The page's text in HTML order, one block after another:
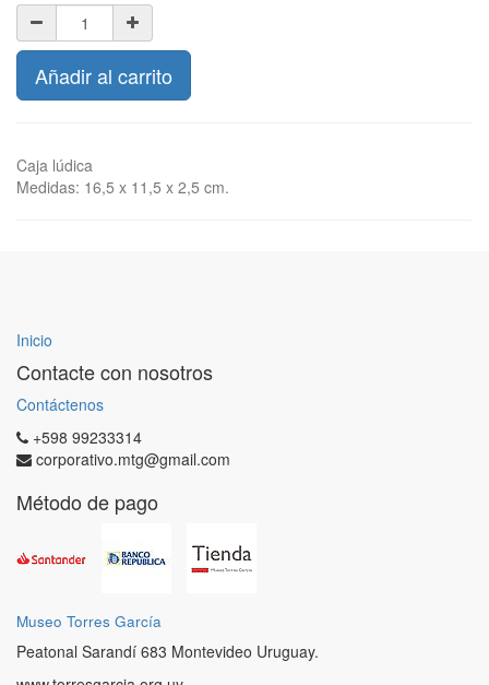
Añadir al carrito
Caja lúdica
Medidas: 16,5 x 11,5 x 2,5 cm.
Inicio
Contacte con nosotros
Contáctenos
+598 99233314
corporativo.mtg@gmail.com
Método de pago
Museo Torres García
Peatonal Sarandí 683 Montevideo Uruguay.